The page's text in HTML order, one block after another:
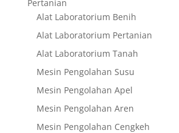
Pertanian
Alat Laboratorium Benih
Alat Laboratorium Pertanian
Alat Laboratorium Tanah
Mesin Pengolahan Susu
Mesin Pengolahan Apel
Mesin Pengolahan Aren
Mesin Pengolahan Cengkeh